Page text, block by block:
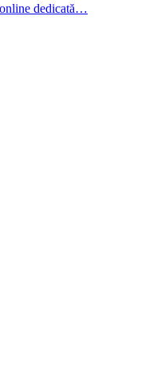
dedicată…